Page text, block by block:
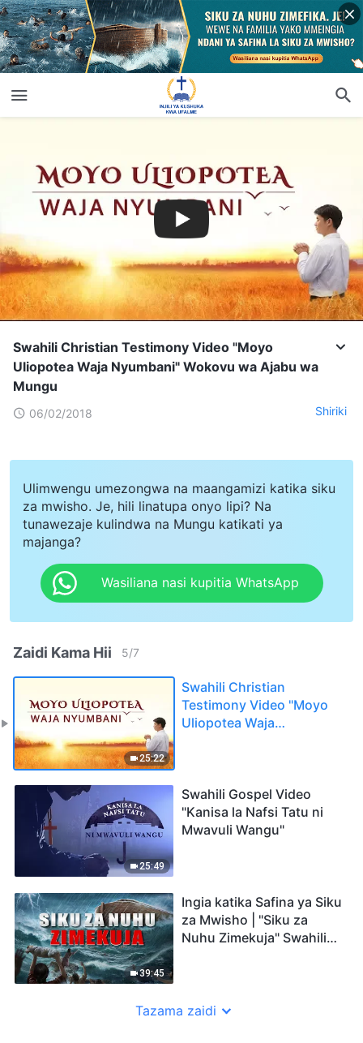
Swahili Christian Testimony Video "Moyo
Uliopotea Waja Nyumbani" Wokovu wa Ajabu wa
Mungu
06/02/2018 Shiriki
Ulimwengu umezongwa na maangamizi katika siku
za mwisho. Je, hili linatupa onyo lipi? Na
tunawezaje kulindwa na Mungu katikati ya
majanga?
Wasiliana nasi kupitia WhatsApp
Zaidi Kama Hii 5/7
25:22
Swahili Christian
Testimony Video "Moyo
Uliopotea Waja
25:49
Swahili Gospel Video
"Kanisa la Nafsi Tatu ni
Mwavuli Wangu"
39:45
Ingia katika Safina ya Siku
za Mwisho | "Siku za
Nuhu Zimekuja" Swahili
Tazama zaidi